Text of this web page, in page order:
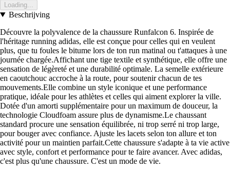
Loading...
Beschrijving
Découvre la polyvalence de la chaussure Runfalcon 6. Inspirée de
l'héritage running adidas, elle est conçue pour celles qui en veulent
plus, que tu foules le bitume lors de ton run matinal ou t'attaques à une
journée chargée.Affichant une tige textile et synthétique, elle offre une
sensation de légèreté et une durabilité optimale. La semelle extérieure
en caoutchouc accroche à la route, pour soutenir chacun de tes
mouvements.Elle combine un style iconique et une performance
pratique, idéale pour les athlètes et celles qui aiment explorer la ville.
Dotée d'un amorti supplémentaire pour un maximum de douceur, la
technologie Cloudfoam assure plus de dynamisme.Le chaussant
standard procure une sensation équilibrée, ni trop serré ni trop large,
pour bouger avec confiance. Ajuste les lacets selon ton allure et ton
activité pour un maintien parfait.Cette chaussure s'adapte à ta vie active
avec style, confort et performance pour te faire avancer. Avec adidas,
c'est plus qu'une chaussure. C'est un mode de vie.